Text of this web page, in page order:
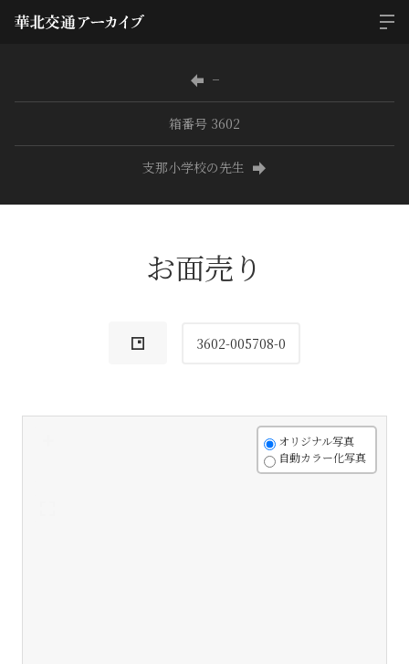
−
箱番号 3602
支那小学校の先生
お面売り
3602-005708-0
オリジナル写真
自動カラー化写真